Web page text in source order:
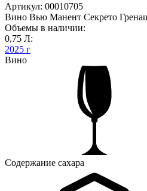
Артикул: 00010705
Вино Вью Манент Секрето
Объемы в наличии:
0,75 Л:
2025 г
Вино
Содержание сахара